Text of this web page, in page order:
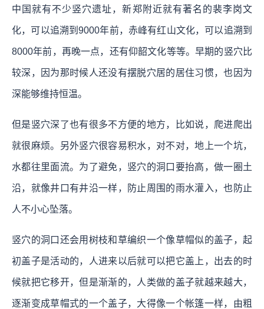
中国就有不少竖穴遗址，新郑附近就有著名的裴李岗文
化，可以追溯到9000年前，赤峰有红山文化，可以追溯到
8000年前，再晚一点，还有仰韶文化等等。早期的竖穴比
较深，因为那时候人还没有摆脱穴居的居住习惯，也因为
深能够维持恒温。
但是竖穴深了也有很多不方便的地方，比如说，爬进爬出
就很麻烦。另外竖穴很容易积水，对不对，地上一个坑，
水都往里面流。为了避免，竖穴的洞口要抬高，做一圈土
沿，就像井口有井沿一样，防止周围的雨水灌入，也防止
人不小心坠落。
竖穴的洞口还会用树枝和草编织一个像草帽似的盖子，起
初盖子是活动的，人进来以后就可以把它盖上，出去的时
候就把它移开，但是渐渐的，人类做的盖子就越来越大，
逐渐变成草帽式的一个盖子，大得像一个帐篷一样，由粗